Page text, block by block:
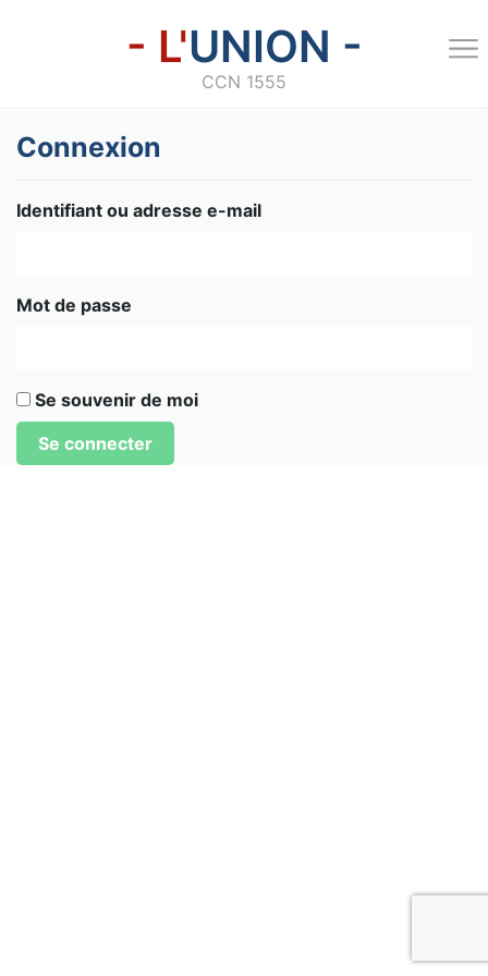
- L'UNION -
CCN 1555
Connexion
Identifiant ou adresse e-mail
Mot de passe
Se souvenir de moi